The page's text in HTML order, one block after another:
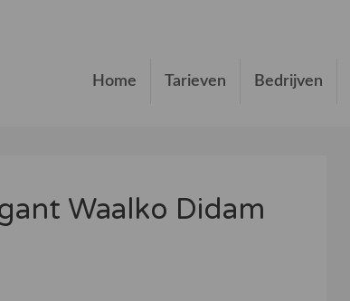
Home Tarieven Bedrijven
Waalko Didam